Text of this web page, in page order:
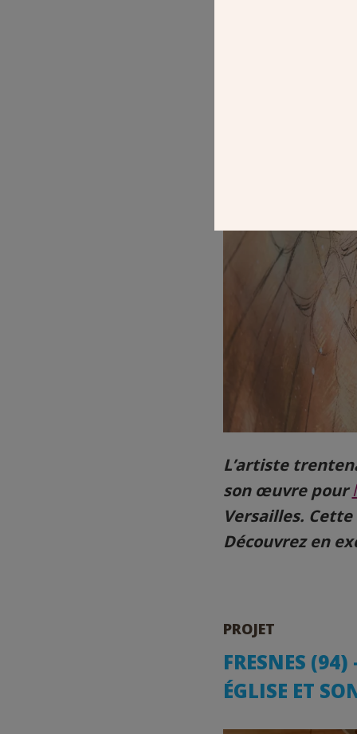
L’artiste
son œuvre pour
Versailles.
Découvrez en
PROJET
FRESNES
ÉGLISE ET